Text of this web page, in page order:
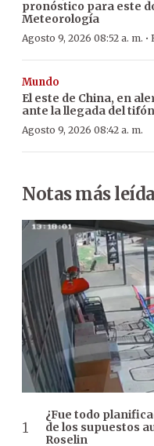
pronóstico para este
Meteorología
Agosto 9, 2026 08:52 a. m. ·
Mundo
El este de China, en
ante la llegada del
Agosto 9, 2026 08:42 a. m.
Notas más
¿Fue todo
de los supuestos
Roselin